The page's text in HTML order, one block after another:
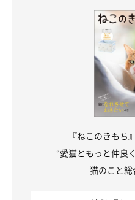
『ねこのきもち
“愛猫ともっと仲良
猫のこと総